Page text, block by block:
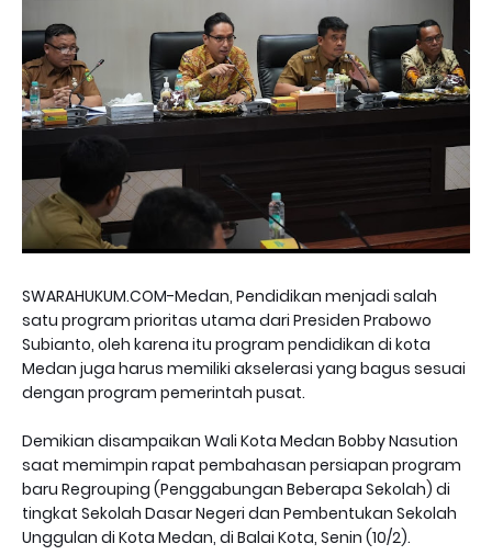
SWARAHUKUM.COM-Medan, Pendidikan menjadi salah
satu program prioritas utama dari Presiden Prabowo
Subianto, oleh karena itu program pendidikan di kota
Medan juga harus memiliki akselerasi yang bagus sesuai
dengan program pemerintah pusat.
Demikian disampaikan Wali Kota Medan Bobby Nasution
saat memimpin rapat pembahasan persiapan program
baru Regrouping (Penggabungan Beberapa Sekolah) di
tingkat Sekolah Dasar Negeri dan Pembentukan Sekolah
Unggulan di Kota Medan, di Balai Kota, Senin (10/2).